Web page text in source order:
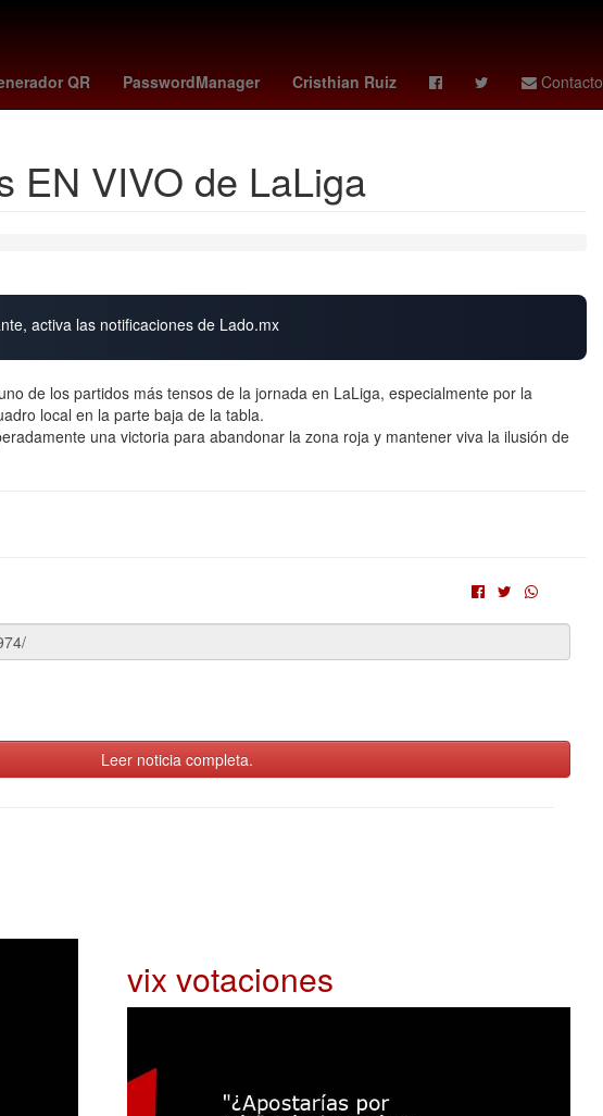
QR PasswordManager Cristhian Ruiz Contacto
Home run Argentina 2024 Denuncia Pensilvania
EN VIVO de LaLiga
activa las notificaciones de Lado.mx
de los partidos más tensos de la jornada en LaLiga, especialmente por la
local en la parte baja de la tabla.
una victoria para abandonar la zona roja y mantener viva la ilusión de
Leer noticia completa.
vix votaciones